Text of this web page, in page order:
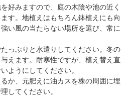
好みますので、庭の木陰や池の近く
す。地植えはもちろん鉢植えにも向
い風の当たらない場所を選び、常に
っぷりと水遣りしてください。冬の
えます。耐寒性ですが、植え替え直
ようにしてください。
か、元肥えに油カスを株の周囲に埋
してください。